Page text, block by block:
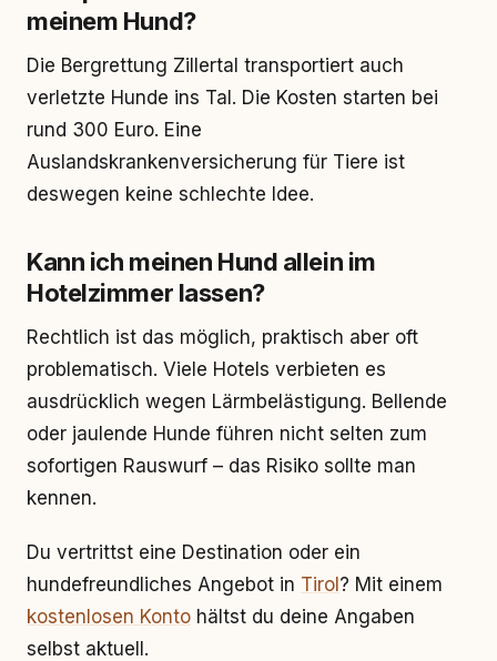
meinem Hund?
Die Bergrettung Zillertal transportiert auch
verletzte Hunde ins Tal. Die Kosten starten bei
rund 300 Euro. Eine
Auslandskrankenversicherung für Tiere ist
deswegen keine schlechte Idee.
Kann ich meinen Hund allein im
Hotelzimmer lassen?
Rechtlich ist das möglich, praktisch aber oft
problematisch. Viele Hotels verbieten es
ausdrücklich wegen Lärmbelästigung. Bellende
oder jaulende Hunde führen nicht selten zum
sofortigen Rauswurf – das Risiko sollte man
kennen.
Du vertrittst eine Destination oder ein
hundefreundliches Angebot in Tirol ? Mit einem
kostenlosen Konto hältst du deine Angaben
selbst aktuell.